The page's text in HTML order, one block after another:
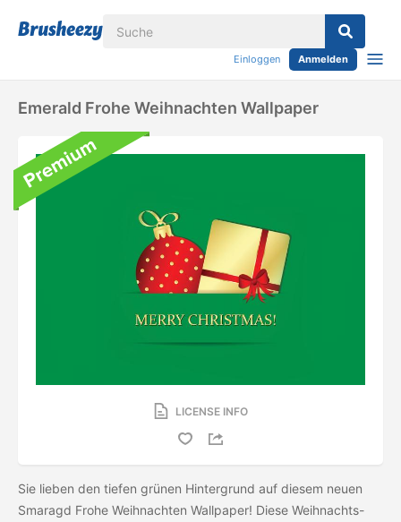
Einloggen Anmelden
Emerald Frohe Weihnachten Wallpaper
LICENSE INFO
Sie lieben den tiefen grünen Hintergrund auf diesem neuen
Smaragd Frohe Weihnachten Wallpaper! Diese Weihnachts-